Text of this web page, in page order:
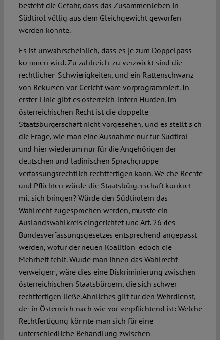
besteht die Gefahr, dass das Zusammenleben in
Südtirol völlig aus dem Gleichgewicht geworfen
werden könnte.
Es ist unwahrscheinlich, dass es je zum Doppelpass
kommen wird. Zu zahlreich, zu verzwickt sind die
rechtlichen Schwierigkeiten, und ein Rattenschwanz
von Rekursen vor Gericht wäre vorprogrammiert. In
erster Linie gibt es österreich-intern Hürden. Im
österreichischen Recht ist die doppelte
Staatsbürgerschaft nicht vorgesehen, und es stellt sich
die Frage, wie man eine Ausnahme nur für Südtirol
und hier wiederum nur für die Angehörigen der
deutschen und ladinischen Sprachgruppe
verfassungsrechtlich rechtfertigen kann. Welche Rechte
und Pflichten würde die Staatsbürgerschaft konkret
mit sich bringen? Würde den Südtirolern das
Wahlrecht zugesprochen werden, müsste ein
Auslandswahlkreis eingerichtet und Art. 26 des
Bundesverfassungsgesetzes entsprechend angepasst
werden, wofür der neuen Koalition jedoch die
Mehrheit fehlt. Würde man ihnen das Wahlrecht
verweigern, wäre dies eine Diskriminierung zwischen
österreichischen Staatsbürgern, die sich schwer
rechtfertigen ließe. Ähnliches gilt für den Wehrdienst,
der in Österreich nach wie vor verpflichtend ist: Welche
Rechtfertigung könnte man sich für eine
unterschiedliche Behandlung zwischen